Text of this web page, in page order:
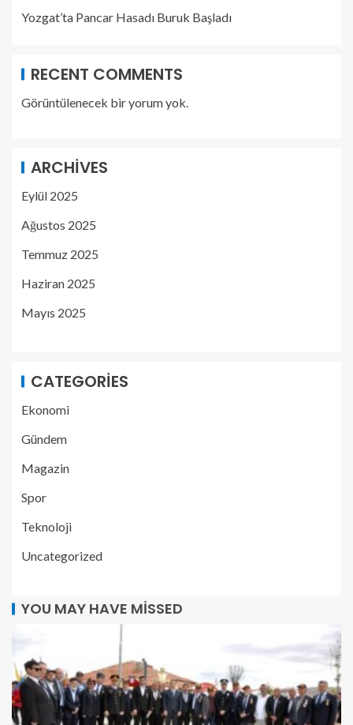
Yozgat’ta Pancar Hasadı Buruk Başladı
RECENT COMMENTS
Görüntülenecek bir yorum yok.
ARCHIVES
Eylül 2025
Ağustos 2025
Temmuz 2025
Haziran 2025
Mayıs 2025
CATEGORIES
Ekonomi
Gündem
Magazin
Spor
Teknoloji
Uncategorized
YOU MAY HAVE MISSED